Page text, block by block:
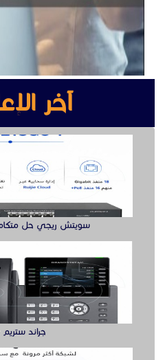
سويتش ريجي حل
جراند
سويتش ريجي لشبكة